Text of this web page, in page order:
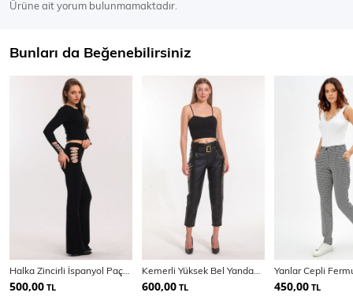
Ürüne ait yorum bulunmamaktadır.
Bunları da Beğenebilirsiniz
500,00 TL 600,00 TL 450,00 TL